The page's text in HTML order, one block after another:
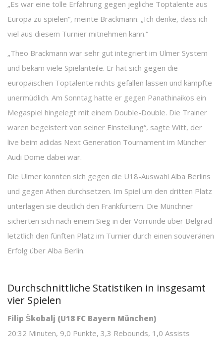
„Es war eine tolle Erfahrung gegen jegliche Toptalente aus
Europa zu spielen“, meinte Brackmann. „Ich denke, dass ich
viel aus diesem Turnier mitnehmen kann.“
„Theo Brackmann war sehr gut integriert im Ulmer System
und bekam viele Spielanteile. Er hat sich gegen die
europäischen Toptalente nichts gefallen lassen und kämpfte
unermüdlich. Am Sonntag hatte er gegen Panathinaikos ein
Megaspiel hingelegt mit einem Double-Double. Die Trainer
waren begeistert von seiner Einstellung“, sagte Witt, der
live beim adidas Next Generation Tournament im Müncher
Audi Dome dabei war.
Die Ulmer konnten sich gegen die U18-Auswahl Alba Berlins
und gegen Athen durchsetzen. Im Spiel um den dritten Platz
unterlagen sie deutlich den Frankfurtern. Die Münchner
sicherten sich nach einem Sieg in der Vorrunde über Belgrad
letztlich den fünften Platz im Turnier durch einen souveränen
Erfolg über Alba Berlin.
Durchschnittliche Statistiken in insgesamt
vier Spielen
Filip Škobalj (U18 FC Bayern München)
20:32 Minuten, 9,0 Punkte, 3,3 Rebounds, 1,0 Assists